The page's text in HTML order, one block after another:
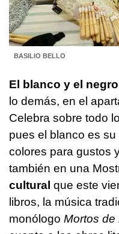
BASILIO BELLO
El blanco y el negro
lo demás, en el
Celebra sobre todo
pues el blanco es
colores para gustos
también en una
cultural que este
libros, la música
monólogo Mortos de